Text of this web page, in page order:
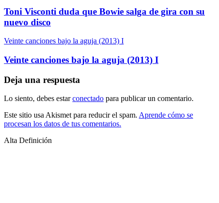
Toni Visconti duda que Bowie salga de gira con su
nuevo disco
Veinte canciones bajo la aguja (2013) I
Veinte canciones bajo la aguja (2013) I
Deja una respuesta
Lo siento, debes estarconectado para publicar un comentario.
Este sitio usa Akismet para reducir el spam. Aprende cómo se
procesan los datos de tus comentarios.
Alta Definición